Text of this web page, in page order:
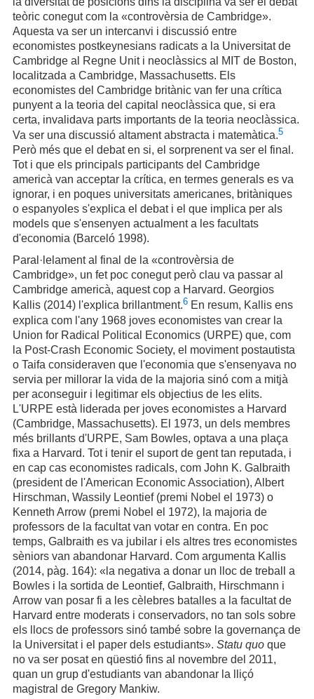
teòric conegut com la «controvèrsia de Cambridge».
Aquesta va ser un intercanvi i discussió entre
economistes postkeynesians radicats a la Universitat de
Cambridge al Regne Unit i neoclàssics al MIT de Boston,
localitzada a Cambridge, Massachusetts. Els
economistes del Cambridge britànic van fer una crítica
punyent a la teoria del capital neoclàssica que, si era
certa, invalidava parts importants de la teoria neoclàssica.
Va ser una discussió altament abstracta i matemàtica.5
Però més que el debat en si, el sorprenent va ser el final.
Tot i que els principals participants del Cambridge
americà van acceptar la crítica, en termes generals es va
ignorar, i en poques universitats americanes, britàniques
o espanyoles s'explica el debat i el que implica per als
models que s'ensenyen actualment a les facultats
d'economia (Barceló 1998).
Paral·lelament al final de la «controvèrsia de
Cambridge», un fet poc conegut però clau va passar al
Cambridge americà, aquest cop a Harvard. Georgios
Kallis (2014) l'explica brillantment.6En resum, Kallis ens
explica com l'any 1968 joves economistes van crear la
Union for Radical Political Economics (URPE) que, com
la Post-Crash Economic Society, el moviment postautista
o Taifa consideraven que l'economia que s'ensenyava no
servia per millorar la vida de la majoria sinó com a mitjà
per aconseguir i legitimar els objectius de les elits.
L'URPE està liderada per joves economistes a Harvard
(Cambridge, Massachusetts). El 1973, un dels membres
més brillants d'URPE, Sam Bowles, optava a una plaça
fixa a Harvard. Tot i tenir el suport de gent tan reputada, i
en cap cas economistes radicals, com John K. Galbraith
(president de l'American Economic Association), Albert
Hirschman, Wassily Leontief (premi Nobel el 1973) o
Kenneth Arrow (premi Nobel el 1972), la majoria de
professors de la facultat van votar en contra. En poc
temps, Galbraith es va jubilar i els altres tres economistes
sèniors van abandonar Harvard. Com argumenta Kallis
(2014, pàg. 164): «la negativa a donar un lloc de treball a
Bowles i la sortida de Leontief, Galbraith, Hirschmann i
Arrow van posar fi a les cèlebres batalles a la facultat de
Harvard entre moderats i conservadors, no tan sols sobre
els llocs de professors sinó també sobre la governança de
la Universitat i el paper dels estudiants». Statu quoque
no va ser posat en qüestió fins al novembre del 2011,
quan un grup d'estudiants van abandonar la lliçó
magistral de Gregory Mankiw.